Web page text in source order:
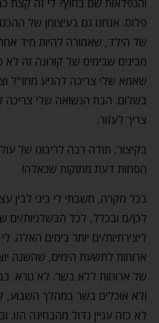
פלוס. אנחנו גם בעיצומן של
של הילד, שאמורה להיות מיד
מבינים שבימים של קורונה זה
שאמא שלי צריכה להגיע מחו"ל
בשלום. הבת הנשואה שלי צריכה
צריך לעזור.
בקיצור, תודה רבה לריבונו של
הסחות דעת מתוקות שכאלה!
בכל מקרה, חשבתי לי ביני לבין
לכן/ם ובכלל, לכל הבשלניות/ים
ליצירתיות/ים יותר בימים האלה.
ארוחות לתשעת הימים, שהשנה
של ארוחות ללא בשר. לא נורא.
ולא אוכלים בשר במהלך השבוע,
לא כזה עניין גדול מהבחינה הזו.